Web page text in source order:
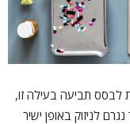
לבסס תביעה בעילה זו,
לניזוק באופן ישיר